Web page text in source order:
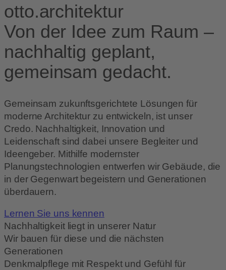
otto.architektur
Von der Idee zum Raum –
nachhaltig geplant,
gemeinsam gedacht.
Gemeinsam zukunftsgerichtete Lösungen für
moderne Architektur zu entwickeln, ist unser
Credo. Nachhaltigkeit, Innovation und
Leidenschaft sind dabei unsere Begleiter und
Ideengeber. Mithilfe modernster
Planungstechnologien entwerfen wir Gebäude, die
in der Gegenwart begeistern und Generationen
überdauern.
Lernen Sie uns kennen
Nachhaltigkeit liegt in unserer Natur
Wir bauen für diese und die nächsten
Generationen
Denkmalpflege mit Respekt und Gefühl für